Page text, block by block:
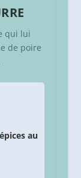
qui lui
de poire
au